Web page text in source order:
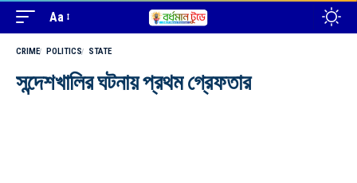
Aa
CRIME POLITICS STATE
সন্দেশখালির ঘটনায় প্রথম গ্রেফতার